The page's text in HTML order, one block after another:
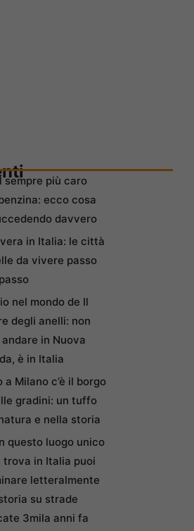
sempre più caro
ecco cosa
davvero
in Italia: le città
da vivere passo
nel mondo de Il
degli anelli: non
in Nuova
è in Italia
a Milano c’è il borgo
gradini: un tuffo
e nella storia
questo luogo unico
trova in Italia puoi
letteralmente
su strade
3mila anni fa